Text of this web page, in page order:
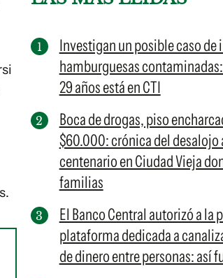
Investigan un posible caso
hamburguesas
29 años está en CTI
Boca de drogas, piso
$60.000: crónica del desalojo
centenario en Ciudad Vieja
familias
El Banco Central autorizó a la
plataforma dedicada a
de dinero entre personas: así